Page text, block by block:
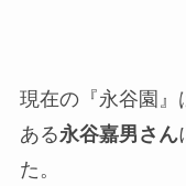
現在の『永谷園』
ある永谷嘉男さん
た。